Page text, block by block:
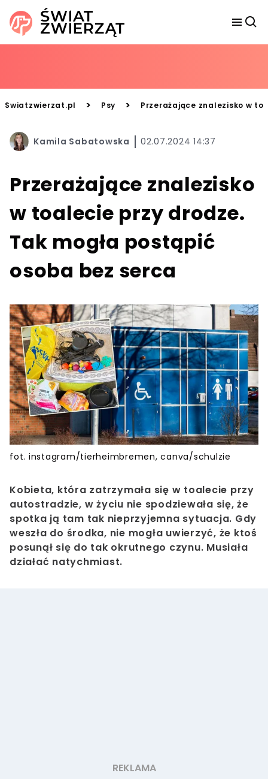
Swiatzwierzat.pl > Psy > Przerażające znalezisko w
Kamila Sabatowska 02.07.2024 14:37
Przerażające znalezisko
w toalecie przy drodze.
Tak mogła postąpić
osoba bez serca
fot. instagram/tierheimbremen, canva/schulzie
Kobieta, która zatrzymała się w toalecie przy
autostradzie, w życiu nie spodziewała się, że
spotka ją tam tak nieprzyjemna sytuacja. Gdy
weszła do środka, nie mogła uwierzyć, że ktoś
posunął się do tak okrutnego czynu. Musiała
działać natychmiast.